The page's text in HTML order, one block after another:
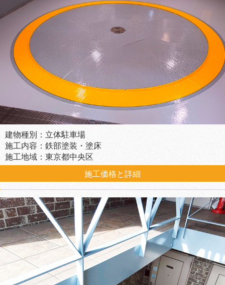
建物種別：立体駐車場
施工内容：鉄部塗装・塗床
施工地域：東京都中央区
施工価格と詳細